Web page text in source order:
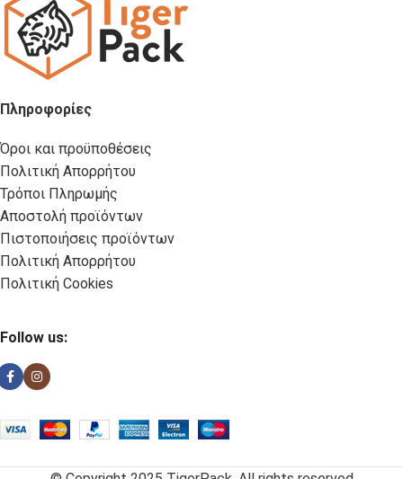
Πληροφορίες
Όροι και προϋποθέσεις
Πολιτική Απορρήτου
Τρόποι Πληρωμής
Αποστολή προϊόντων
Πιστοποιήσεις προϊόντων
Πολιτική Απορρήτου
Πολιτική Cookies
Follow us: